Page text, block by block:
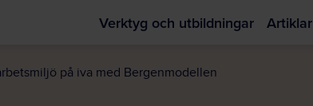
Verktyg och utbildningar Artiklar
på iva med Bergenmodellen